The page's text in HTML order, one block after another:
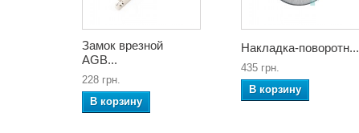
Замок врезной
AGB...
228 грн.
В корзину
Накладка-поворотн...
435 грн.
В корзину